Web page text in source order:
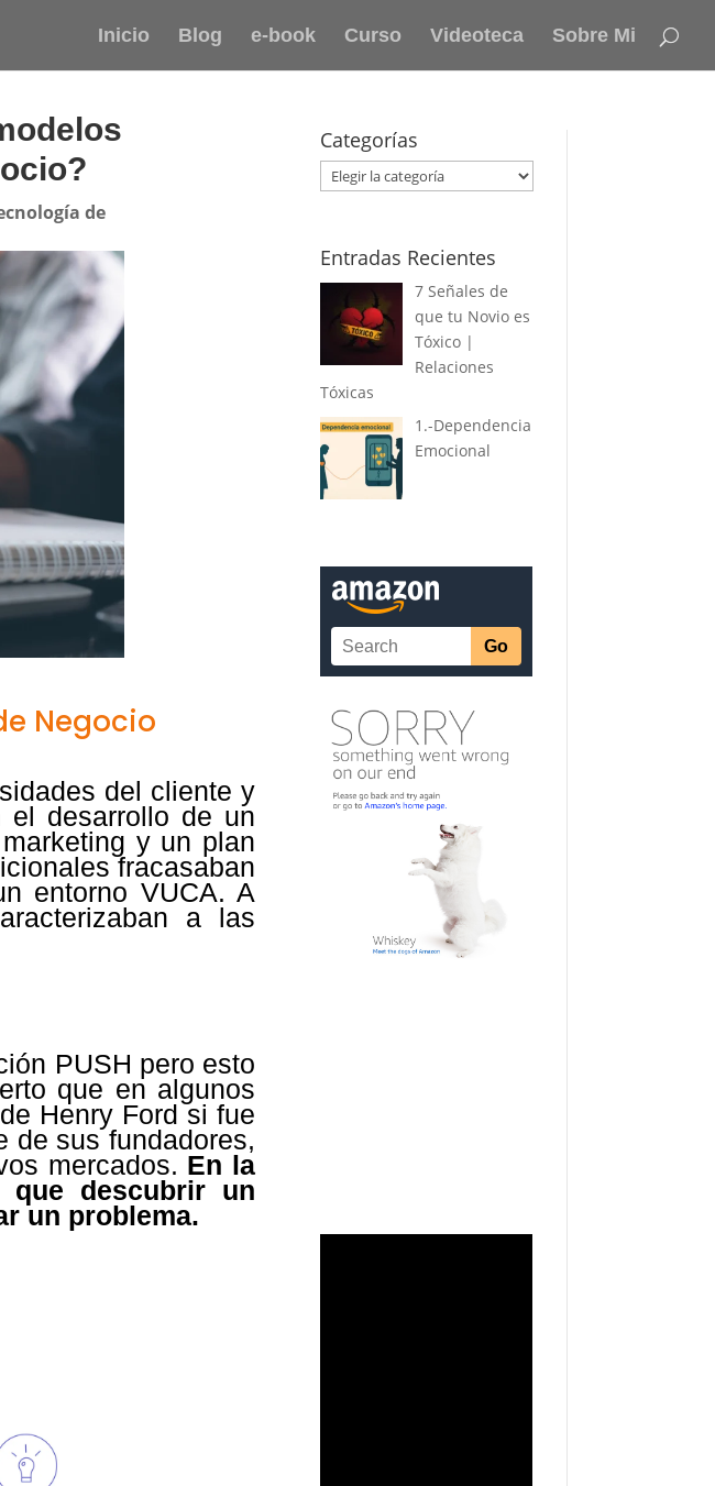
Inicio Blog e-book Curso Videoteca Sobre Mi
de
Negocio
del cliente y
desarrollo de un
y un plan
fracasaban
entorno VUCA. A
a las
PUSH pero esto
que en algunos
Henry Ford si fue
de sus fundadores,
mercados. En la
que descubrir un
un problema.
Categorías
Categorías
Entradas Recientes
7 Señales de
que tu Novio es
Tóxico |
Relaciones
Tóxicas
1.-Dependencia
Emocional